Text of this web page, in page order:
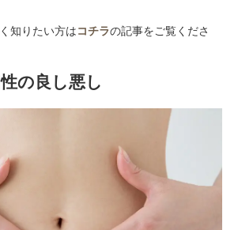
知りたい方はコチラの記事をご覧くださ
の良し悪し